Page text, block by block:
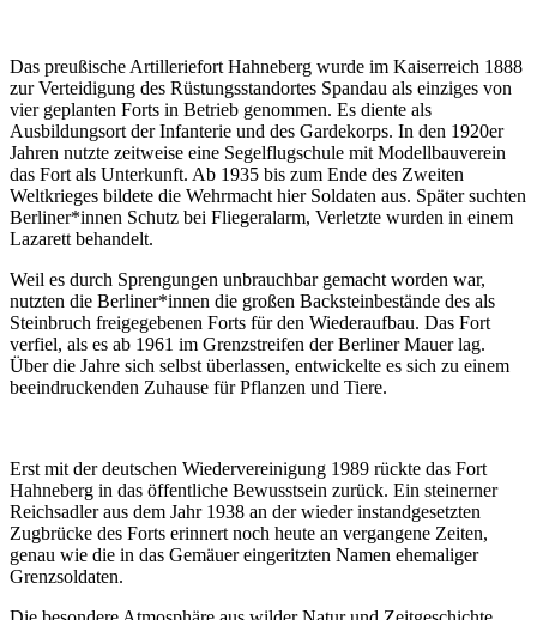
Das preußische Artilleriefort Hahneberg wurde im Kaiserreich 1888
zur Verteidigung des Rüstungsstandortes Spandau als einziges von
vier geplanten Forts in Betrieb genommen. Es diente als
Ausbildungsort der Infanterie und des Gardekorps. In den 1920er
Jahren nutzte zeitweise eine Segelflugschule mit Modellbauverein
das Fort als Unterkunft. Ab 1935 bis zum Ende des Zweiten
Weltkrieges bildete die Wehrmacht hier Soldaten aus. Später suchten
Berliner*innen Schutz bei Fliegeralarm, Verletzte wurden in einem
Lazarett behandelt.
Weil es durch Sprengungen unbrauchbar gemacht worden war,
nutzten die Berliner*innen die großen Backsteinbestände des als
Steinbruch freigegebenen Forts für den Wiederaufbau. Das Fort
verfiel, als es ab 1961 im Grenzstreifen der Berliner Mauer lag.
Über die Jahre sich selbst überlassen, entwickelte es sich zu einem
beeindruckenden Zuhause für Pflanzen und Tiere.
Erst mit der deutschen Wiedervereinigung 1989 rückte das Fort
Hahneberg in das öffentliche Bewusstsein zurück. Ein steinerner
Reichsadler aus dem Jahr 1938 an der wieder instandgesetzten
Zugbrücke des Forts erinnert noch heute an vergangene Zeiten,
genau wie die in das Gemäuer eingeritzten Namen ehemaliger
Grenzsoldaten.